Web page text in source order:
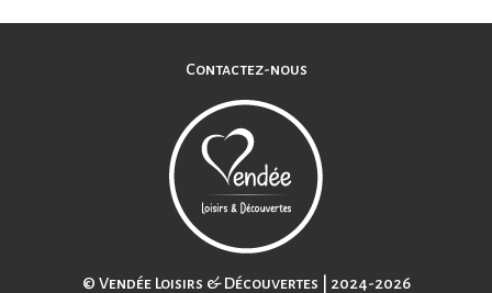
Contactez-nous
© Vendée Loisirs & Découvertes | 2024-2026